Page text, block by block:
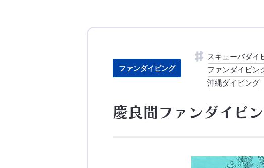
ファンダイビング
スキューバダイ
ファンダイビン
沖縄ダイビング
慶良間ファンダイビ